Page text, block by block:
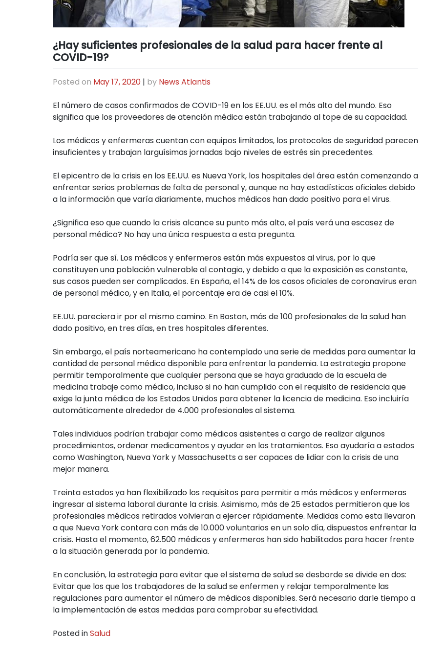
¿Hay suficientes profesionales de la salud para hacer frente al
COVID-19?
Posted on May 17, 2020 | by News Atlantis
El número de casos confirmados de COVID-19 en los EE.UU. es el más alto del mundo. Eso
significa que los proveedores de atención médica están trabajando al tope de su capacidad.
Los médicos y enfermeras cuentan con equipos limitados, los protocolos de seguridad parecen
insuficientes y trabajan larguísimas jornadas bajo niveles de estrés sin precedentes.
El epicentro de la crisis en los EE.UU. es Nueva York, los hospitales del área están comenzando a
enfrentar serios problemas de falta de personal y, aunque no hay estadísticas oficiales debido
a la información que varía diariamente, muchos médicos han dado positivo para el virus.
¿Significa eso que cuando la crisis alcance su punto más alto, el país verá una escasez de
personal médico? No hay una única respuesta a esta pregunta.
Podría ser que sí. Los médicos y enfermeros están más expuestos al virus, por lo que
constituyen una población vulnerable al contagio, y debido a que la exposición es constante,
sus casos pueden ser complicados. En España, el 14% de los casos oficiales de coronavirus eran
de personal médico, y en Italia, el porcentaje era de casi el 10%.
EE.UU. pareciera ir por el mismo camino. En Boston, más de 100 profesionales de la salud han
dado positivo, en tres días, en tres hospitales diferentes.
Sin embargo, el país norteamericano ha contemplado una serie de medidas para aumentar la
cantidad de personal médico disponible para enfrentar la pandemia. La estrategia propone
permitir temporalmente que cualquier persona que se haya graduado de la escuela de
medicina trabaje como médico, incluso si no han cumplido con el requisito de residencia que
exige la junta médica de los Estados Unidos para obtener la licencia de medicina. Eso incluiría
automáticamente alrededor de 4.000 profesionales al sistema.
Tales individuos podrían trabajar como médicos asistentes a cargo de realizar algunos
procedimientos, ordenar medicamentos y ayudar en los tratamientos. Eso ayudaría a estados
como Washington, Nueva York y Massachusetts a ser capaces de lidiar con la crisis de una
mejor manera.
Treinta estados ya han flexibilizado los requisitos para permitir a más médicos y enfermeras
ingresar al sistema laboral durante la crisis. Asimismo, más de 25 estados permitieron que los
profesionales médicos retirados volvieran a ejercer rápidamente. Medidas como esta llevaron
a que Nueva York contara con más de 10.000 voluntarios en un solo día, dispuestos enfrentar la
crisis. Hasta el momento, 62.500 médicos y enfermeros han sido habilitados para hacer frente
a la situación generada por la pandemia.
En conclusión, la estrategia para evitar que el sistema de salud se desborde se divide en dos:
Evitar que los que los trabajadores de la salud se enfermen y relajar temporalmente las
regulaciones para aumentar el número de médicos disponibles. Será necesario darle tiempo a
la implementación de estas medidas para comprobar su efectividad.
Posted inSalud